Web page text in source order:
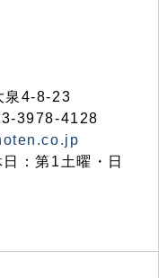
泉4-8-23
3978-4128
：第1土曜・日